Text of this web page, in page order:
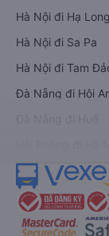
Hà Nội đi Hạ Long
Hà Nội đi Sa Pa
Hà Nội đi Tam
Đà Nẵng đi Hội